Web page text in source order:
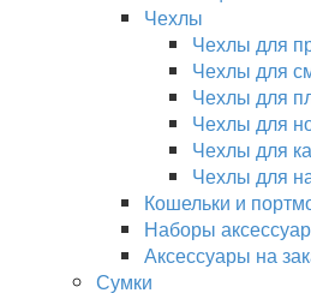
Чехлы
Чехлы для
Чехлы для
Чехлы для
Чехлы для
Чехлы для
Чехлы для
Кошельки и
Наборы
Аксессуары на
Сумки